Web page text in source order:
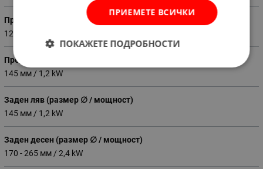
Преден ляв (размер ∅ / мощност)
120 - 210 мм / 2,2 kW
Преден десен (размер ∅ / мощност)
145 мм / 1,2 kW
Заден ляв (размер ∅ / мощност)
145 мм / 1,2 kW
Заден десен (размер ∅ / мощност)
170 - 265 мм / 2,4 kW
ПРИЕМЕТЕ ВСИЧКИ
ПОКАЖЕТЕ ПОДРОБНОСТИ